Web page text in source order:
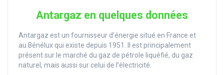
Antargaz en quelques données
Antargaz est un fournisseur d’énergie situé en France et
au Bénélux qui existe depuis 1951. Il est principalement
présent sur le marché du gaz de pétrole liquéfié, du gaz
naturel, mais aussi sur celui de l’électricité.